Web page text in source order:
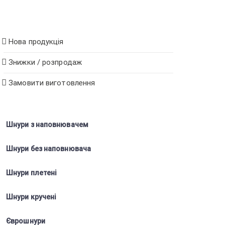
Нова продукція
Знижки / розпродаж
Замовити виготовлення
Шнури з наповнювачем
Шнури без наповнювача
Шнури плетені
Шнури кручені
Єврошнури